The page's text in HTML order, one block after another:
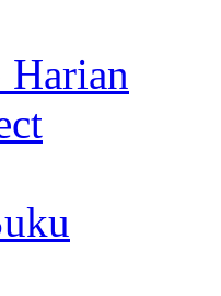
Harian